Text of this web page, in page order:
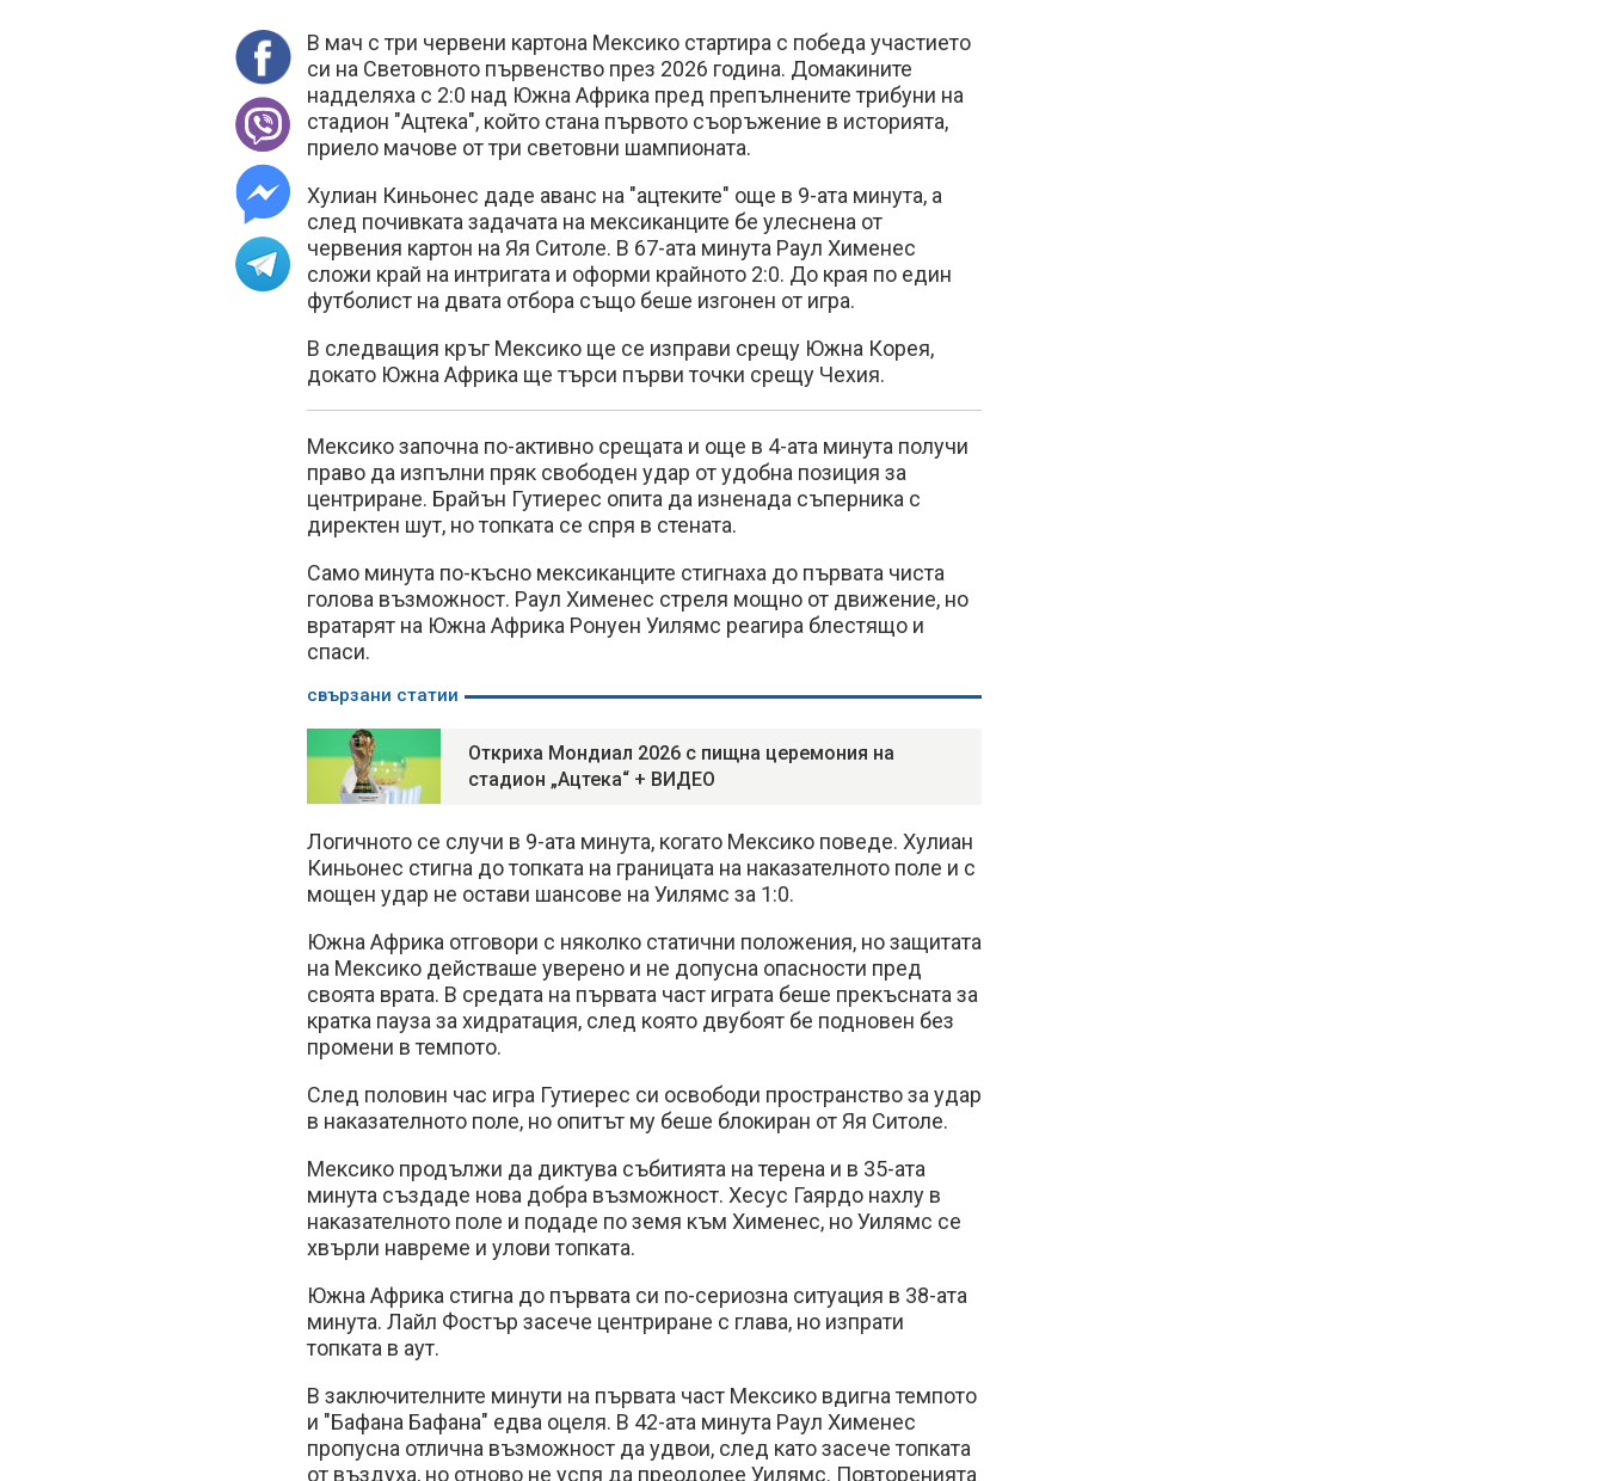
В мач с три червени картона Мексико стартира с победа участието
си на Световното първенство през 2026 година. Домакините
надделяха с 2:0 над Южна Африка пред препълнените трибуни на
стадион "Ацтека", който стана първото съоръжение в историята,
приело мачове от три световни шампионата.
Хулиан Киньонес даде аванс на "ацтеките" още в 9-ата минута, а
след почивката задачата на мексиканците бе улеснена от
червения картон на Яя Ситоле. В 67-ата минута Раул Хименес
сложи край на интригата и оформи крайното 2:0. До края по един
футболист на двата отбора също беше изгонен от игра.
В следващия кръг Мексико ще се изправи срещу Южна Корея,
докато Южна Африка ще търси първи точки срещу Чехия.
Мексико започна по-активно срещата и още в 4-ата минута получи
право да изпълни пряк свободен удар от удобна позиция за
центриране. Брайън Гутиерес опита да изненада съперника с
директен шут, но топката се спря в стената.
Само минута по-късно мексиканците стигнаха до първата чиста
голова възможност. Раул Хименес стреля мощно от движение, но
вратарят на Южна Африка Ронуен Уилямс реагира блестящо и
спаси.
свързани статии
Откриха Мондиал 2026 с пищна церемония на
стадион „Ацтека“ + ВИДЕО
Логичното се случи в 9-ата минута, когато Мексико поведе. Хулиан
Киньонес стигна до топката на границата на наказателното поле и с
мощен удар не остави шансове на Уилямс за 1:0.
Южна Африка отговори с няколко статични положения, но защитата
на Мексико действаше уверено и не допусна опасности пред
своята врата. В средата на първата част играта беше прекъсната за
кратка пауза за хидратация, след която двубоят бе подновен без
промени в темпото.
След половин час игра Гутиерес си освободи пространство за удар
в наказателното поле, но опитът му беше блокиран от Яя Ситоле.
Мексико продължи да диктува събитията на терена и в 35-ата
минута създаде нова добра възможност. Хесус Гаярдо нахлу в
наказателното поле и подаде по земя към Хименес, но Уилямс се
хвърли навреме и улови топката.
Южна Африка стигна до първата си по-сериозна ситуация в 38-ата
минута. Лайл Фостър засече центриране с глава, но изпрати
топката в аут.
В заключителните минути на първата част Мексико вдигна темпото
и "Бафана Бафана" едва оцеля. В 42-ата минута Раул Хименес
пропусна отлична възможност да удвои, след като засече топката
от въздуха, но отново не успя да преодолее Уилямс. Повторенията